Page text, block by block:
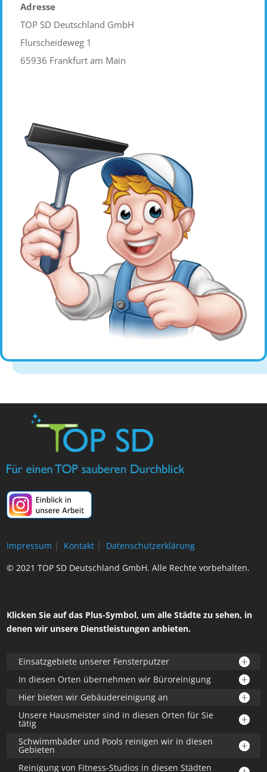
Adresse
TOP SD Deutschland GmbH
Flurscheideweg 1
65936 Frankfurt am Main
Impressum | Kontakt |
Datenschutzerklärung
© 2021 TOP SD Deutschland GmbH. Alle Rechte vorbehalten.
Klicken Sie auf das Plus-Symbol, um alle Städte zu sehen, in
denen wir unsere Dienstleistungen anbieten.
Einsatzgebiete unserer Fensterputzer
In diesen Orten übernehmen wir Büroreinigung
Hier bieten wir Gebäudereinigung an
Unsere Hausmeister sind in diesen Orten für Sie
tätig
Schwimmbäder und Pools reinigen wir in diesen
Gebieten
Reinigung von Fitness-Studios in diesen Städten